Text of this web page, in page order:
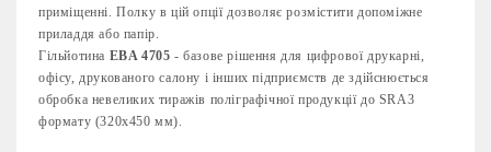
приміщенні. Полку в цій опції дозволяє розмістити допоміжне
приладдя або папір.
Гільйотина EBA 4705 - базове рішення для цифрової друкарні,
офісу, друкованого салону і інших підприємств де здійснюється
обробка невеликих тиражів поліграфічної продукції до SRА3
формату (320x450 мм).